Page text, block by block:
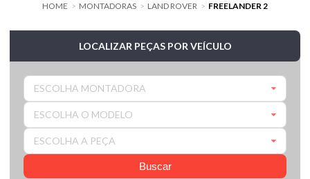
HOME > MONTADORAS > LAND ROVER > FREELANDER 2
LOCALIZAR PEÇAS POR VEÍCULO
ESCOLHA MONTADORA
ESCOLHA O MODELO
ESCOLHA A PEÇA
Buscar